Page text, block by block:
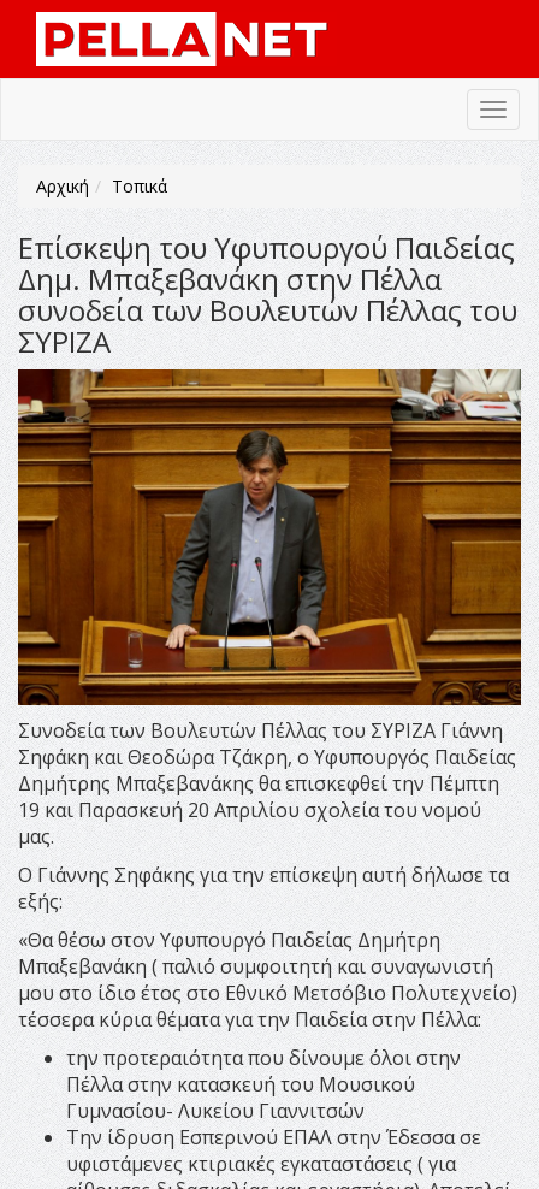
Αρχική Τοπικά
Επίσκεψη του Υφυπουργού Παιδείας
Δημ. Μπαξεβανάκη στην Πέλλα
συνοδεία των Βουλευτών Πέλλας του
ΣΥΡΙΖΑ
Συνοδεία των Βουλευτών Πέλλας του ΣΥΡΙΖΑ Γιάννη
Σηφάκη και Θεοδώρα Τζάκρη, ο Υφυπουργός Παιδείας
Δημήτρης Μπαξεβανάκης θα επισκεφθεί την Πέμπτη
19 και Παρασκευή 20 Απριλίου σχολεία του νομού
μας.
Ο Γιάννης Σηφάκης για την επίσκεψη αυτή δήλωσε τα
εξής:
«Θα θέσω στον Υφυπουργό Παιδείας Δημήτρη
Μπαξεβανάκη ( παλιό συμφοιτητή και συναγωνιστή
μου στο ίδιο έτος στο Εθνικό Μετσόβιο Πολυτεχνείο)
τέσσερα κύρια θέματα για την Παιδεία στην Πέλλα:
την προτεραιότητα που δίνουμε όλοι στην
Πέλλα στην κατασκευή του Μουσικού
Γυμνασίου- Λυκείου Γιαννιτσών
Την ίδρυση Εσπερινού ΕΠΑΛ στην Έδεσσα σε
υφιστάμενες κτιριακές εγκαταστάσεις ( για